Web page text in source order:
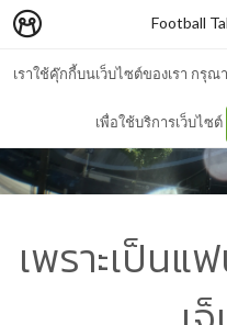
เราใช้คุ๊กกี้บนเว็บไซต์ของเรา กรุ
เพื่อใช้บริการเว็บไซต์
Football
เพราะเป็นแ